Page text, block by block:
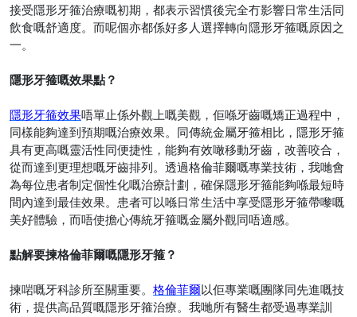
接受隱形牙箍治療嘅初期，都表示習慣後完全冇影響日常生活同
飲食嘅舒適度。而呢個亦都係好多人選擇轉向隱形牙箍嘅原因之
一。
隱形牙箍嘅效果點？
隱形牙箍效果唔單止係外觀上嘅美觀，佢喺牙齒嘅矯正過程中，
同樣能夠達到預期嘅治療效果。同傳統金屬牙箍相比，隱形牙箍
具有更高嘅靈活性同便捷性，能夠有效噉移動牙齒，改善咬合，
從而達到更理想嘅牙齒排列。透過格倫菲爾嘅專業技術，我哋會
為每位患者制定個性化嘅治療計劃，確保隱形牙箍能夠喺最短時
間內達到最佳效果。患者可以喺日常生活中享受隱形牙箍帶嚟嘅
美好體驗，而唔使擔心傳統牙箍嘅金屬外觀同唔適感。
點解要揀格倫菲爾嘅隱形牙箍？
揀啱嘅牙科診所至關重要。 格倫菲爾以佢專業嘅團隊同先進嘅技
術，提供高品質嘅隱形牙箍治療。我哋所有醫生都受過專業訓